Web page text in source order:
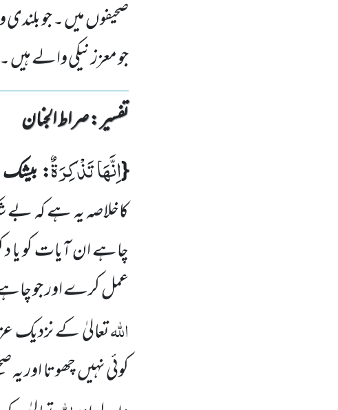
صحیفوں میں ۔ جو
جو معزز نیکی والے ہیں ۔
تفسیر : ‎صراط الجنان
{اِنَّهَا تَذْكِرَةٌ: بیشک
کاخلاصہ یہ ہے کہ
چاہے ان آیات کو
عمل کرے اور جو
اللّٰہتعالیٰ کے نزدیک
کوئی نہیںچھوتا اور یہ